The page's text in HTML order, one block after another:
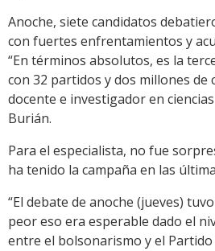
Anoche, siete candidatos
con fuertes enfrentamientos y
“En términos absolutos, es la
con 32 partidos y dos millones de
docente e investigador en
Burián.
Para el especialista, no fue
ha tenido la campaña en las
“El debate de anoche (jueves)
peor eso era esperable dado el
entre el bolsonarismo y el Partido